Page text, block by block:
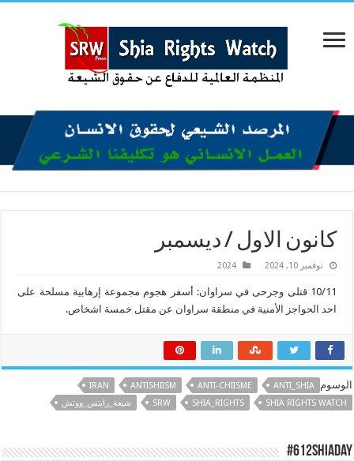
كانون الاول / ديسمبر
نوفمبر 10, 2024 2024
10/11 قتلى وجرحى في سراوان: أسفر هجوم مجموعة إرهابية مسلحة على
احد الحواجز الأمنية في منطقة سراوان عن مقتل خمسة اشخاص.
الوسوم ANTI_SHIA
ANTI-CHIISME
ANTISHIISM
IRAN
SHIA RIGHTS WATCH
SHIA_RIGHTS
SRW شيعة_رايتس_ووتش
#612ShiaDay